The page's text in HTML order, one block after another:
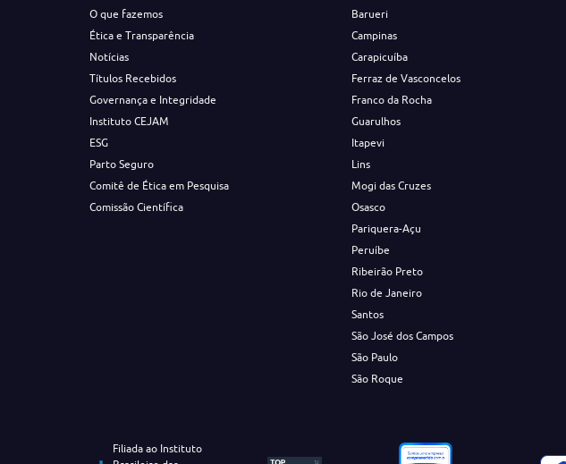
O que fazemos
Ética e Transparência
Notícias
Títulos Recebidos
Governança e Integridade
Instituto CEJAM
ESG
Parto Seguro
Comitê de Ética em Pesquisa
Comissão Científica
Barueri
Campinas
Carapicuíba
Ferraz de Vasconcelos
Franco da Rocha
Guarulhos
Itapevi
Lins
Mogi das Cruzes
Osasco
Pariquera-Açu
Peruíbe
Ribeirão Preto
Rio de Janeiro
Santos
São José dos Campos
São Paulo
São Roque
Filiada ao Instituto